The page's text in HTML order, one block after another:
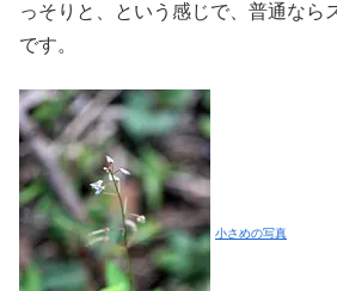
っそりと、という感じで、普通なら
です。
小さめの写真